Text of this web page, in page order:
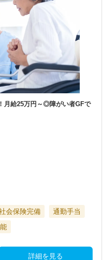
月給25万円～◎障がい者GFで
会保険完備
通勤手当
詳細を見る